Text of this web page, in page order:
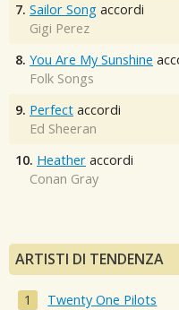
7. Sailor Song accordi
Gigi Perez
8. You Are My Sunshine
Folk Songs
9. Perfect accordi
Ed Sheeran
10. Heather accordi
Conan Gray
ARTISTI DI TENDENZA
Twenty One Pilots